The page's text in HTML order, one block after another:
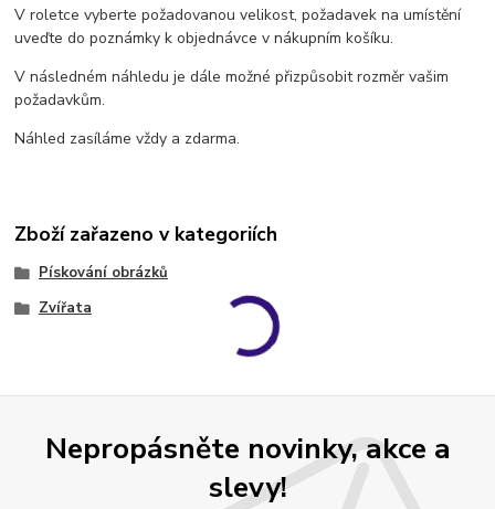
V roletce vyberte požadovanou velikost, požadavek na umístění
uveďte do poznámky k objednávce v nákupním košíku.
V následném náhledu je dále možné přizpůsobit rozměr vašim
požadavkům.
Náhled zasíláme vždy a zdarma.
Zboží zařazeno v kategoriích
Pískování obrázků
Zvířata
Nepropásněte novinky, akce a
slevy!